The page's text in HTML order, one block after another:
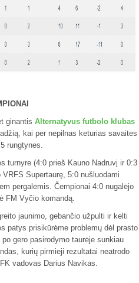
ginantis Alternatyvus futbolo klubas
kai per nepilnas keturias savaites
rungtynes.
turnyre (4:0 prieš Kauno Nadruvį ir 0:3
Supertaurę, 5:0 nušluodami
pergalėmis. Čempionai 4:0 nugalėjo
FM Vyčio komandą.
jaunimo, gebančio užpulti ir kelti
patys prisikūrėme problemų dėl prasto
gero pasirodymo taurėje sunkiau
kurių pirmieji rezultatai neatrodo
vadovas Darius Navikas.